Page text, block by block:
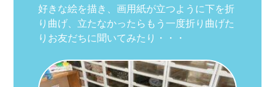
好きな絵を描き、画用紙が立つように下を折
り曲げ、立たなかったらもう一度折り曲げた
りお友だちに聞いてみたり・・・